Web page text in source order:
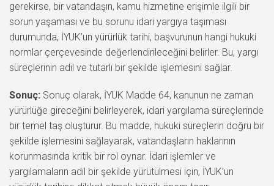
gerekirse, bir vatandaşın, kamu hizmetine erişimle ilgili bir
sorun yaşaması ve bu sorunu idari yargıya taşıması
durumunda, İYUK’un yürürlük tarihi, başvurunun hangi hukuki
normlar çerçevesinde değerlendirileceğini belirler. Bu, yargı
süreçlerinin adil ve tutarlı bir şekilde işlemesini sağlar.
Sonuç: Sonuç olarak, İYUK Madde 64, kanunun ne zaman
yürürlüğe gireceğini belirleyerek, idari yargılama süreçlerinde
bir temel taş oluşturur. Bu madde, hukuki süreçlerin doğru bir
şekilde işlemesini sağlayarak, vatandaşların haklarının
korunmasında kritik bir rol oynar. İdari işlemler ve
yargılamaların adil bir şekilde yürütülmesi için, İYUK’un